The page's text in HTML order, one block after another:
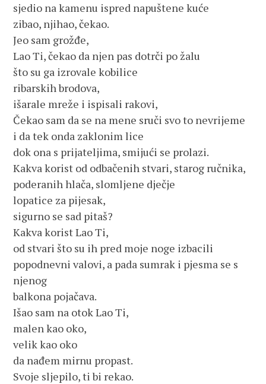
sjedio na kamenu ispred napuštene kuće
zibao, njihao, čekao.
Jeo sam grožđe,
Lao Ti, čekao da njen pas dotrči po žalu
što su ga izrovale kobilice
ribarskih brodova,
išarale mreže i ispisali rakovi,
Čekao sam da se na mene sruči svo to nevrijeme
i da tek onda zaklonim lice
dok ona s prijateljima, smijući se prolazi.
Kakva korist od odbačenih stvari, starog ručnika,
poderanih hlača, slomljene dječje
lopatice za pijesak,
sigurno se sad pitaš?
Kakva korist Lao Ti,
od stvari što su ih pred moje noge izbacili
popodnevni valovi, a pada sumrak i pjesma se s
njenog
balkona pojačava.
Išao sam na otok Lao Ti,
malen kao oko,
velik kao oko
da nađem mirnu propast.
Svoje sljepilo, ti bi rekao.